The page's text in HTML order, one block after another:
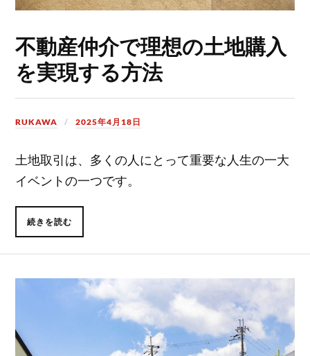
不動産仲介で理想の土地購入
を実現する方法
RUKAWA 2025年4月18日
土地取引は、多くの人にとって重要な人生の一大
イベントの一つです。
続きを読む